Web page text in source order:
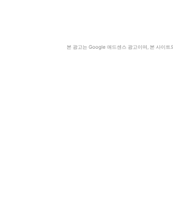
본 광고는 Google 애드센스 광고이며, 본 사이트